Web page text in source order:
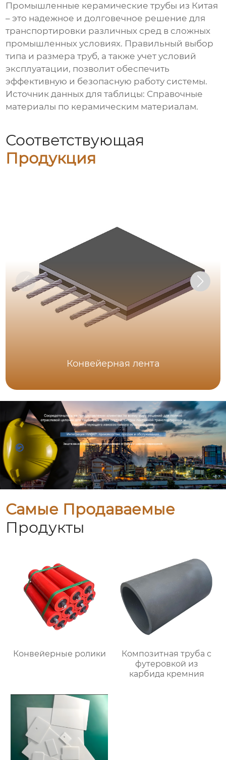
Промышленные керамические трубы из Китая
– это надежное и долговечное решение для
транспортировки различных сред в сложных
промышленных условиях. Правильный выбор
типа и размера труб, а также учет условий
эксплуатации, позволит обеспечить
эффективную и безопасную работу системы.
Источник данных для таблицы: Справочные
материалы по керамическим материалам.
Соответствующая
Продукция
Конвейерная лента
Самые Продаваемые
Продукты
Конвейерные ролики
Композитная труба с
футеровкой из
карбида кремния